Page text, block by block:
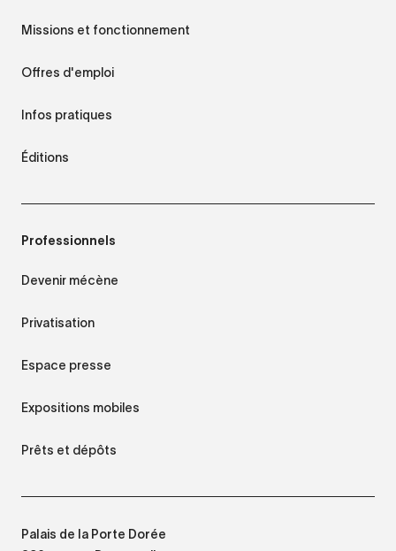
Missions et fonctionnement
Offres d'emploi
Infos pratiques
Éditions
Professionnels
Devenir mécène
Privatisation
Espace presse
Expositions mobiles
Prêts et dépôts
Palais de la Porte Dorée